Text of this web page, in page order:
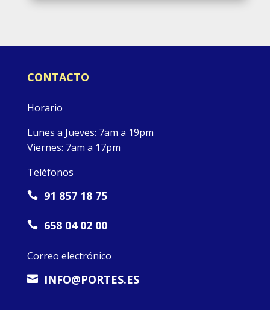
CONTACTO
Horario
Lunes a Jueves: 7am a 19pm
Viernes: 7am a 17pm
Teléfonos
 91 857 18 75
 658 04 02 00
Correo electrónico
 INFO@PORTES.ES